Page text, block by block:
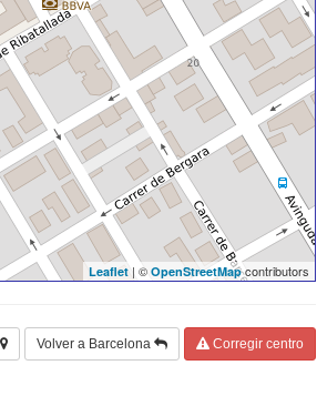
Leaflet| © OpenStreetMapcontributors
Volver a Barcelona Corregir centro